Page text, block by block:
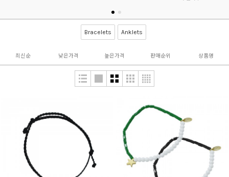
Bracelets Anklets
최신순 낮은가격 높은가격 판매순위 상품명